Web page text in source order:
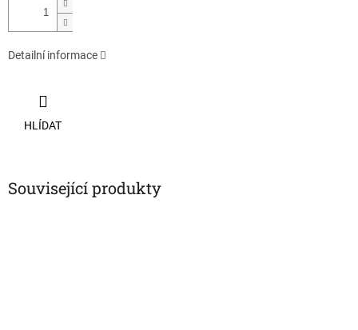
Detailní informace
HLÍDAT
Související produkty